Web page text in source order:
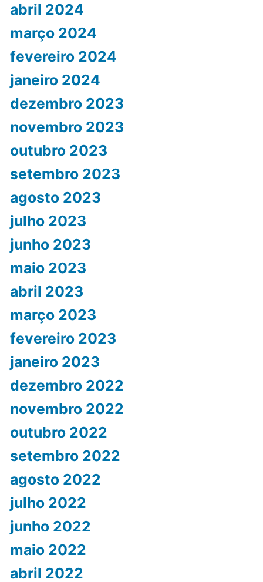
abril 2024
março 2024
fevereiro 2024
janeiro 2024
dezembro 2023
novembro 2023
outubro 2023
setembro 2023
agosto 2023
julho 2023
junho 2023
maio 2023
abril 2023
março 2023
fevereiro 2023
janeiro 2023
dezembro 2022
novembro 2022
outubro 2022
setembro 2022
agosto 2022
julho 2022
junho 2022
maio 2022
abril 2022